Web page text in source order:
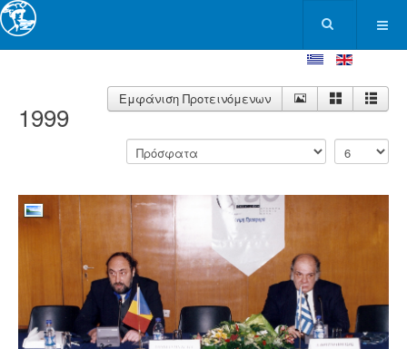
1999
Εμφάνιση Προτεινόμενων